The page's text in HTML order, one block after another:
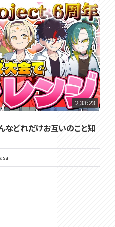
UC3vzVK_N_SUVKqbX69L_X4
2:33:23
などれだけお互いのこと知
-